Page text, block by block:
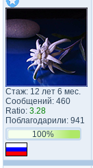
Стаж: 12 лет 6 мес.
Сообщений: 460
Ratio: 3.28
Поблагодарили: 941
100%